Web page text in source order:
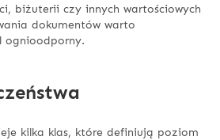
biżuterii czy innych wartościowych
dokumentów warto
ognioodporny.
kilka klas, które definiują poziom